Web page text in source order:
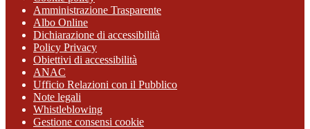
Amministrazione Trasparente
Albo Online
Dichiarazione di accessibilità
Policy Privacy
Obiettivi di accessibilità
ANAC
Ufficio Relazioni con il Pubblico
Note legali
Whistleblowing
Gestione consensi cookie